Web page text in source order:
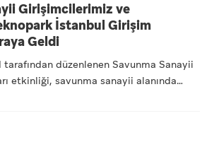
Girişimcilerimiz ve
İstanbul Girişim
Geldi
düzenlenen Savunma Sanayii
etkinliği, savunma sanayii alanında